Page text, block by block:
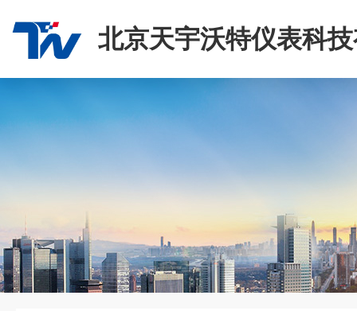
北京天宇沃特仪表科
司